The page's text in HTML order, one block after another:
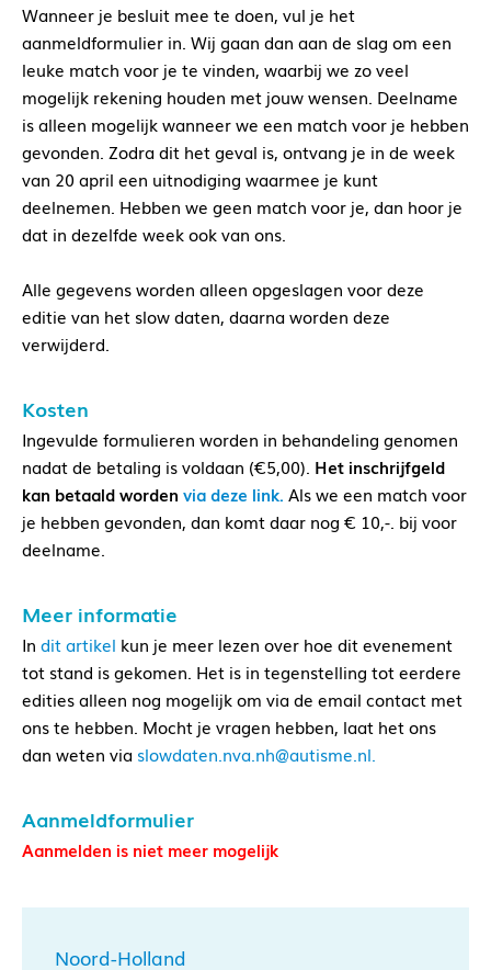
Wanneer je besluit mee te doen, vul je het
aanmeldformulier in. Wij gaan dan aan de slag om een
leuke match voor je te vinden, waarbij we zo veel
mogelijk rekening houden met jouw wensen. Deelname
is alleen mogelijk wanneer we een match voor je hebben
gevonden. Zodra dit het geval is, ontvang je in de week
van 20 april een uitnodiging waarmee je kunt
deelnemen. Hebben we geen match voor je, dan hoor je
dat in dezelfde week ook van ons.
Alle gegevens worden alleen opgeslagen voor deze
editie van het slow daten, daarna worden deze
verwijderd.
Kosten
Ingevulde formulieren worden in behandeling genomen
nadat de betaling is voldaan (€5,00). Het inschrijfgeld
kan betaald worden via deze link. Als we een match voor
je hebben gevonden, dan komt daar nog € 10,-. bij voor
deelname.
Meer informatie
In dit artikel kun je meer lezen over hoe dit evenement
tot stand is gekomen. Het is in tegenstelling tot eerdere
edities alleen nog mogelijk om via de email contact met
ons te hebben. Mocht je vragen hebben, laat het ons
dan weten via slowdaten.nva.nh@autisme.nl.
Aanmeldformulier
Aanmelden is niet meer mogelijk
Noord-Holland